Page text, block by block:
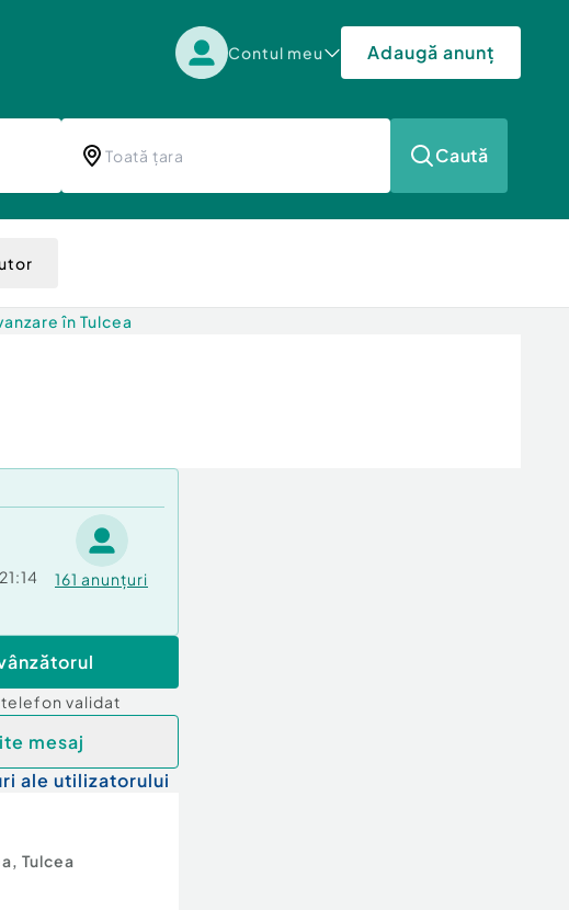
Contul meu Adaugă anunț
Caută
în Tulcea
161 anunțuri
telefon validat
mesaj
ale utilizatorului
, Tulcea